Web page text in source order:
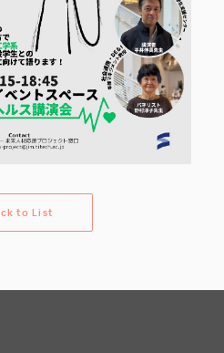
ck to Li st